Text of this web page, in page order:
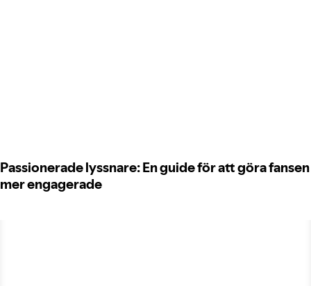
Passionerade lyssnare: En guide för att göra fansen
mer engagerade